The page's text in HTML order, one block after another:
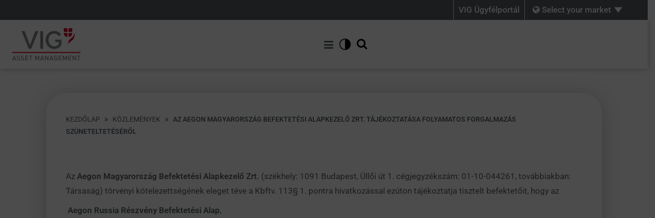
VIG Ügyfélportál Select your market
KEZDŐLAP » KÖZLEMÉNYEK » AZ AEGON MAGYARORSZÁG BEFEKTETÉSI ALAPKEZELŐ ZRT. TÁJÉKOZTATÁSA FOLYAMATOS FORGALMAZÁS
SZÜNETELTETÉSÉRŐL
Az Aegon Magyarország Befektetési Alapkezelő Zrt. (székhely: 1091 Budapest, Üllői út 1. cégjegyzékszám: 01-10-044261, továbbiakban:
Társaság) törvényi kötelezettségének eleget téve a Kbftv. 113§ 1. pontra hivatkozással ezúton tájékoztatja tisztelt befektetőit, hogy az
Aegon Russia Részvény Befektetési Alap,